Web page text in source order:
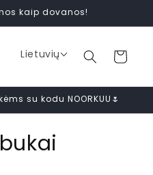
kaip dovanos!
Lietuvių Cart
su kodu NOORKUU🌷